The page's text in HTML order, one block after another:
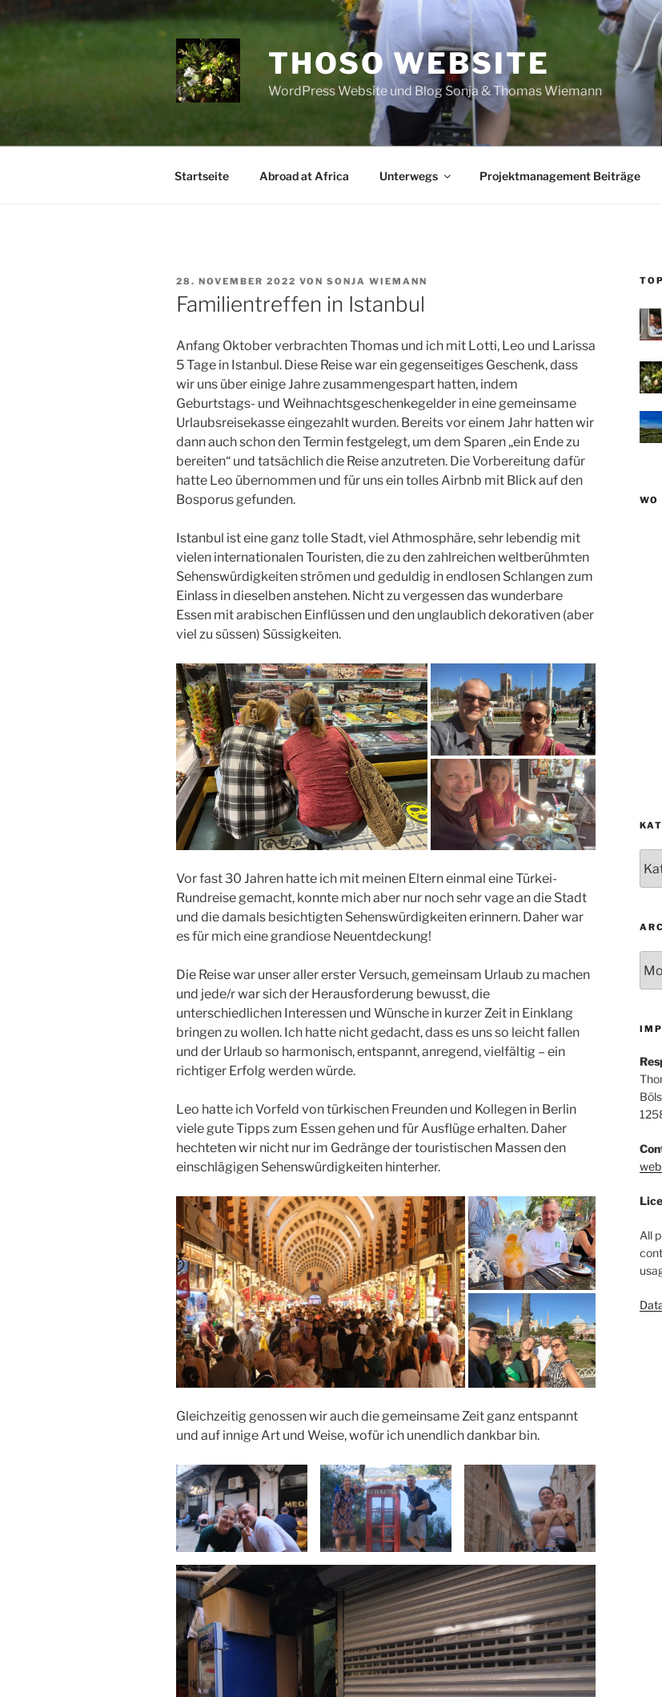
Inhalt
THOSO WEBSITE
WordPress Website und Blog Sonja & Thomas Wiemann
Startseite Abroad at Africa Unterwegs Projektmanagement Beiträge
VERÖFFENTLICHT
AM
28. NOVEMBER 2022 VON SONJA WIEMANN
Familientreffen in Istanbul
Anfang Oktober verbrachten Thomas und ich mit Lotti, Leo und Larissa
5 Tage in Istanbul. Diese Reise war ein gegenseitiges Geschenk, dass
wir uns über einige Jahre zusammengespart hatten, indem
Geburtstags- und Weihnachtsgeschenkegelder in eine gemeinsame
Urlaubsreisekasse eingezahlt wurden. Bereits vor einem Jahr hatten wir
dann auch schon den Termin festgelegt, um dem Sparen „ein Ende zu
bereiten“ und tatsächlich die Reise anzutreten. Die Vorbereitung dafür
hatte Leo übernommen und für uns ein tolles Airbnb mit Blick auf den
Bosporus gefunden.
Istanbul ist eine ganz tolle Stadt, viel Athmosphäre, sehr lebendig mit
vielen internationalen Touristen, die zu den zahlreichen weltberühmten
Sehenswürdigkeiten strömen und geduldig in endlosen Schlangen zum
Einlass in dieselben anstehen. Nicht zu vergessen das wunderbare
Essen mit arabischen Einflüssen und den unglaublich dekorativen (aber
viel zu süssen) Süssigkeiten.
Vor fast 30 Jahren hatte ich mit meinen Eltern einmal eine Türkei-
Rundreise gemacht, konnte mich aber nur noch sehr vage an die Stadt
und die damals besichtigten Sehenswürdigkeiten erinnern. Daher war
es für mich eine grandiose Neuentdeckung!
Die Reise war unser aller erster Versuch, gemeinsam Urlaub zu machen
und jede/r war sich der Herausforderung bewusst, die
unterschiedlichen Interessen und Wünsche in kurzer Zeit in Einklang
bringen zu wollen. Ich hatte nicht gedacht, dass es uns so leicht fallen
und der Urlaub so harmonisch, entspannt, anregend, vielfältig – ein
richtiger Erfolg werden würde.
Leo hatte ich Vorfeld von türkischen Freunden und Kollegen in Berlin
viele gute Tipps zum Essen gehen und für Ausflüge erhalten. Daher
hechteten wir nicht nur im Gedränge der touristischen Massen den
einschlägigen Sehenswürdigkeiten hinterher.
Gleichzeitig genossen wir auch die gemeinsame Zeit ganz entspannt
und auf innige Art und Weise, wofür ich unendlich dankbar bin.
WO
All